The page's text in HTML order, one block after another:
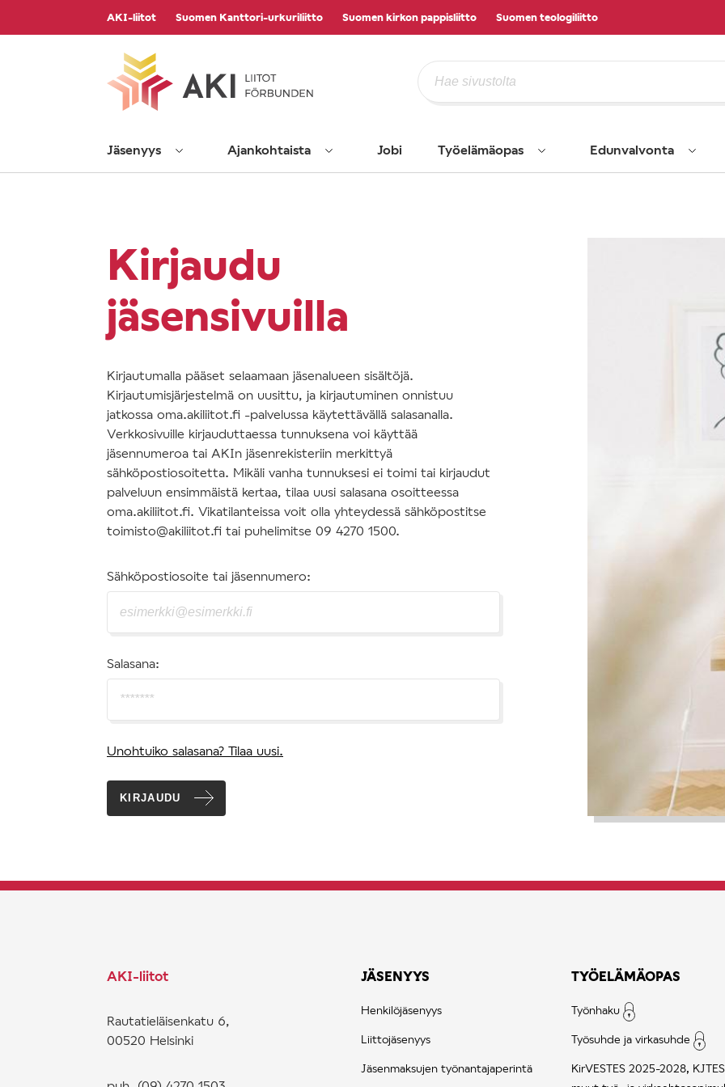
AKI-liitot Suomen Kanttori-urkuriliitto Suomen kirkon pappisliitto Suomen teologiliitto
Jäsenyys Ajankohtaista Jobi Työelämäopas Edunvalvonta
Kirjaudu
jäsensivuilla
Kirjautumalla pääset selaamaan jäsenalueen sisältöjä.
Kirjautumisjärjestelmä on uusittu, ja kirjautuminen onnistuu
jatkossa oma.akiliitot.fi -palvelussa käytettävällä salasanalla.
Verkkosivuille kirjauduttaessa tunnuksena voi käyttää
jäsennumeroa tai AKIn jäsenrekisteriin merkittyä
sähköpostiosoitetta. Mikäli vanha tunnuksesi ei toimi tai kirjaudut
palveluun ensimmäistä kertaa, tilaa uusi salasana osoitteessa
oma.akiliitot.fi. Vikatilanteissa voit olla yhteydessä sähköpostitse
toimisto@akiliitot.fi tai puhelimitse 09 4270 1500.
Sähköpostiosoite tai jäsennumero:
Salasana:
Unohtuiko salasana? Tilaa uusi.
KIRJAUDU
AKI-liitot
Rautatieläisenkatu 6,
00520 Helsinki
JÄSENYYS
Henkilöjäsenyys
Liittojäsenyys
Jäsenmaksujen työnantajaperintä
TYÖELÄMÄOPAS
Työnhaku
Työsuhde ja virkasuhde
KirVESTES 2025-2028,